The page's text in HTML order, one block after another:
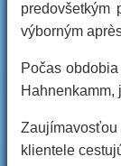
predovšetkým
výborným
Počas
Hahnenkamm,
klientele